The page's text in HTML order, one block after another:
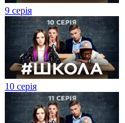
9 серія
10 серія